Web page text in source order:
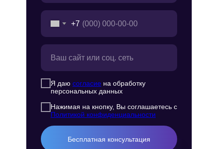
+7
Я даю согласие на обработку
персональных данных
Нажимая на кнопку, Вы соглашаетесь с
Политикой конфиденциальности
Бесплатная консультация